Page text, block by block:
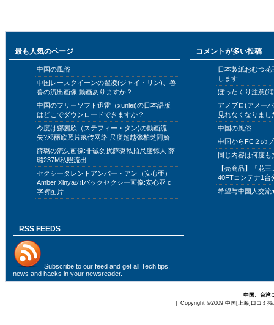
最も人気のページ
中国の風俗
中国レースクイーンの翟凌(ジャイ・リン)、兽
兽の流出画像,動画ありますか？
中国のフリーソフト迅雷（xunlei)の日本語版
はどこでダウンロードできますか？
今度は鄧麗欣（ステフィー・タン)の動画流
失?邓丽欣照片疯传网络 尺度超越张柏芝阿娇
薛璐の流失画像:非诚勿扰薛璐私拍尺度惊人 薛
璐237M私照流出
セクシータレントアンバー・アン（安心亜）
Amber XinyaのIバックセクシー画像:安心亚 c
字裤图片
コメントが多い投稿
日本製紙おむつ
します
ぼったくり注意(
アメブロ(アメー
見れなくなりまし
中国の風俗
中国からFC２の
同じ内容は何度
【売商品】「花
40FTコンテナ1台
希望与中国人交
RSS FEEDS
Subscribe to our feed and get all Tech tips,
news and hacks in your newsreader.
中国、台湾
| Copyright ©2009 中国[上海]口コミ掲